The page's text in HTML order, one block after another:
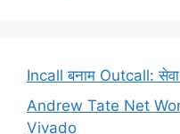
Incall बनाम Outcall:
Andrew Tate Net
Vivado